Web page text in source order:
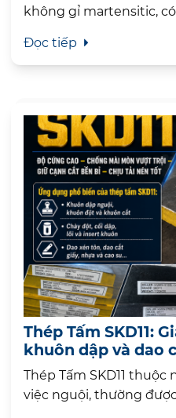
không gỉ martensitic,
Đọc tiếp
Thép Tấm SKD11:
khuôn dập và dao
Thép Tấm SKD11
việc nguội, thường